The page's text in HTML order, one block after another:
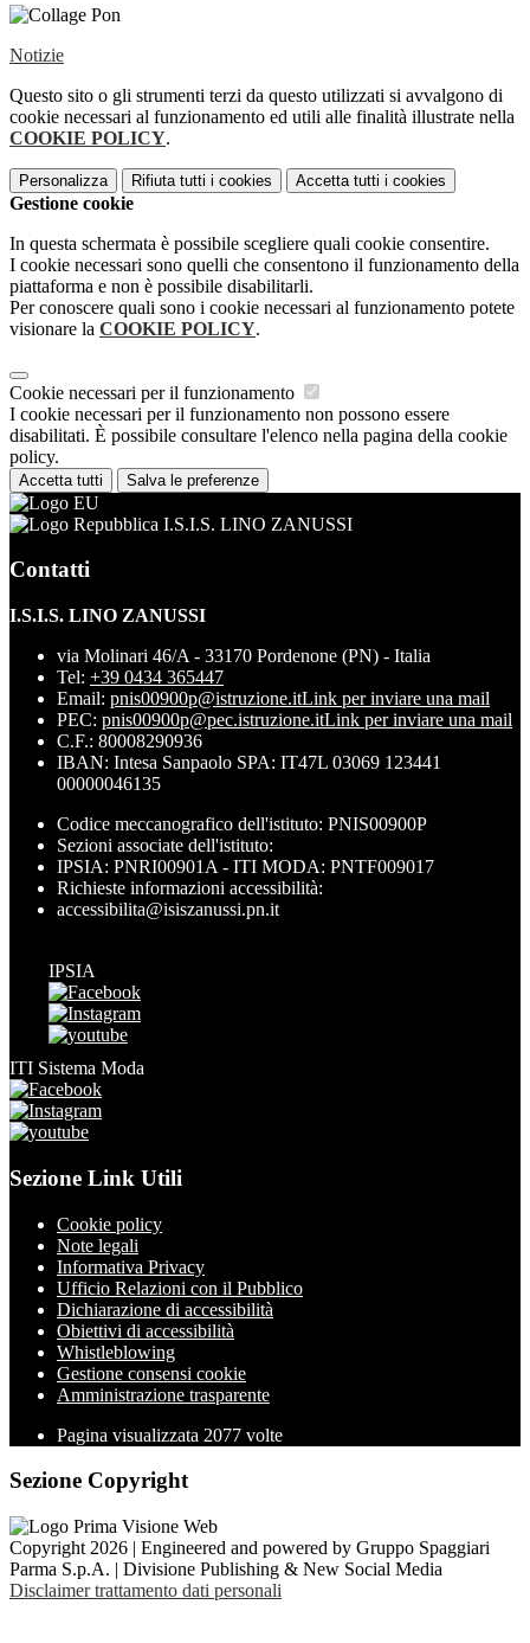
Notizie
Questo sito o gli strumenti terzi da questo utilizzati si avvalgono di
cookie necessari al funzionamento ed utili alle finalità illustrate nella
COOKIE POLICY.
Personalizza Rifiuta tutti i cookies Accetta tutti i cookies
Gestione cookie
In questa schermata è possibile scegliere quali cookie consentire.
I cookie necessari sono quelli che consentono il funzionamento della
piattaforma e non è possibile disabilitarli.
Per conoscere quali sono i cookie necessari al funzionamento potete
visionare la COOKIE POLICY.
Cookie necessari per il funzionamento
I cookie necessari per il funzionamento non possono essere
disabilitati. È possibile consultare l'elenco nella pagina della cookie
policy.
Accetta tutti Salva le preferenze
I.S.I.S. LINO ZANUSSI
Contatti
I.S.I.S. LINO ZANUSSI
via Molinari 46/A - 33170 Pordenone (PN) - Italia
Tel: +39 0434 365447
Email: pnis00900p@istruzione.itLink per inviare una mail
PEC: pnis00900p@pec.istruzione.itLink per inviare una mail
C.F.: 80008290936
IBAN: Intesa Sanpaolo SPA: IT47L 03069 123441
00000046135
Codice meccanografico dell'istituto: PNIS00900P
Sezioni associate dell'istituto:
IPSIA: PNRI00901A - ITI MODA: PNTF009017
Richieste informazioni accessibilità:
accessibilita@isiszanussi.pn.it
IPSIA
ITI Sistema Moda
Sezione Link Utili
Cookie policy
Note legali
Informativa Privacy
Ufficio Relazioni con il Pubblico
Dichiarazione di accessibilità
Obiettivi di accessibilità
Whistleblowing
Gestione consensi cookie
Amministrazione trasparente
Pagina visualizzata 2077 volte
Sezione Copyright
Copyright 2026 | Engineered and powered by Gruppo Spaggiari
Parma S.p.A. | Divisione Publishing & New Social Media
Disclaimer trattamento dati personali